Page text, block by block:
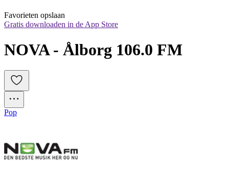
Favorieten opslaan
Gratis downloaden in de App Store
NOVA - Ålborg 106.0 FM
Pop